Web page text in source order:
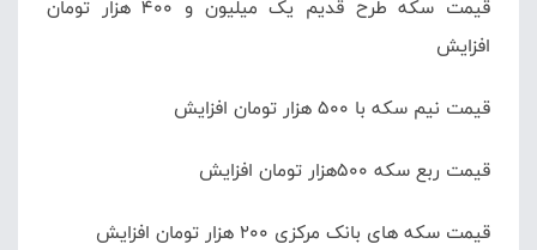
قیمت سکه طرح قدیم یک میلیون و ۴۰۰ هزار تومان
افزایش
قیمت نیم سکه با ۵۰۰ هزار تومان افزایش
قیمت ربع سکه ۵۰۰هزار تومان افزایش
قیمت سکه های بانک مرکزی ۲۰۰ هزار تومان افزایش